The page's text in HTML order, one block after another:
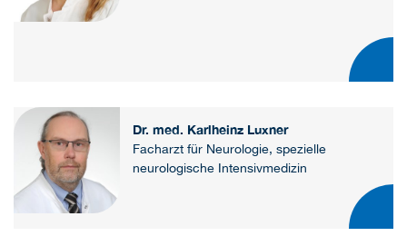
Dr. med. Karlheinz Luxner
Facharzt für Neurologie, spezielle
neurologische Intensivmedizin